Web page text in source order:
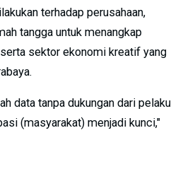
terhadap perusahaan,
tangga untuk menangkap
sektor ekonomi kreatif yang
data tanpa dukungan dari pelaku
(masyarakat) menjadi kunci,"